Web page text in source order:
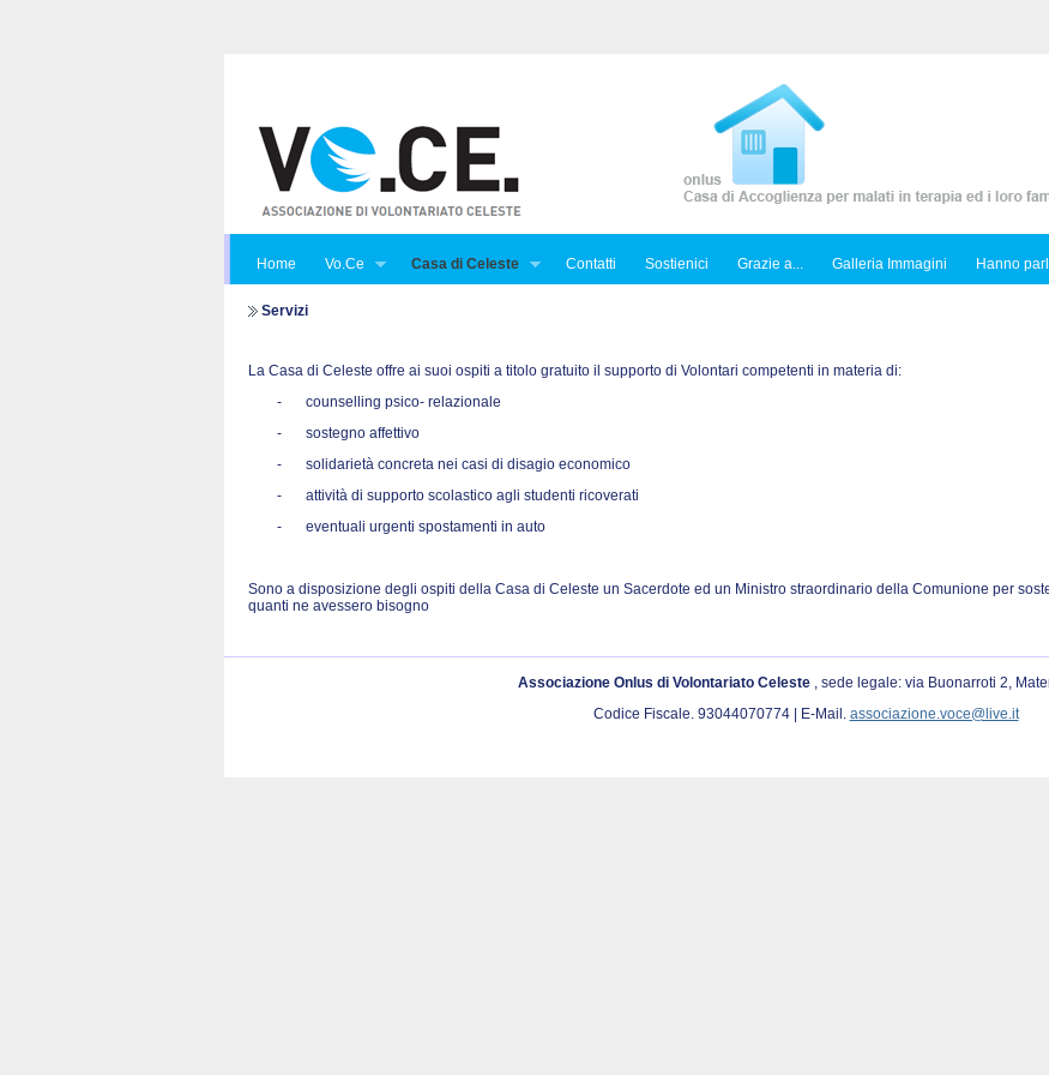
Home Vo.Ce Casa di Celeste Contatti Sostienici Grazie a... Galleria Immagini Hanno
Servizi
La Casa di Celeste offre ai suoi ospiti a titolo gratuito il supporto di Volontari competenti in materia di:
-
counselling psico- relazionale
-
sostegno affettivo
-
solidarietà concreta nei casi di disagio economico
-
attività di supporto scolastico agli studenti ricoverati
-
eventuali urgenti spostamenti in auto
Sono a disposizione degli ospiti della Casa di Celeste un Sacerdote ed un Ministro straordinario della Comunione per
quanti ne avessero bisogno
Associazione Onlus di Volontariato Celeste , sede legale: via Buonarroti 2,
Codice Fiscale. 93044070774 | E-Mail. associazione.voce@live.it